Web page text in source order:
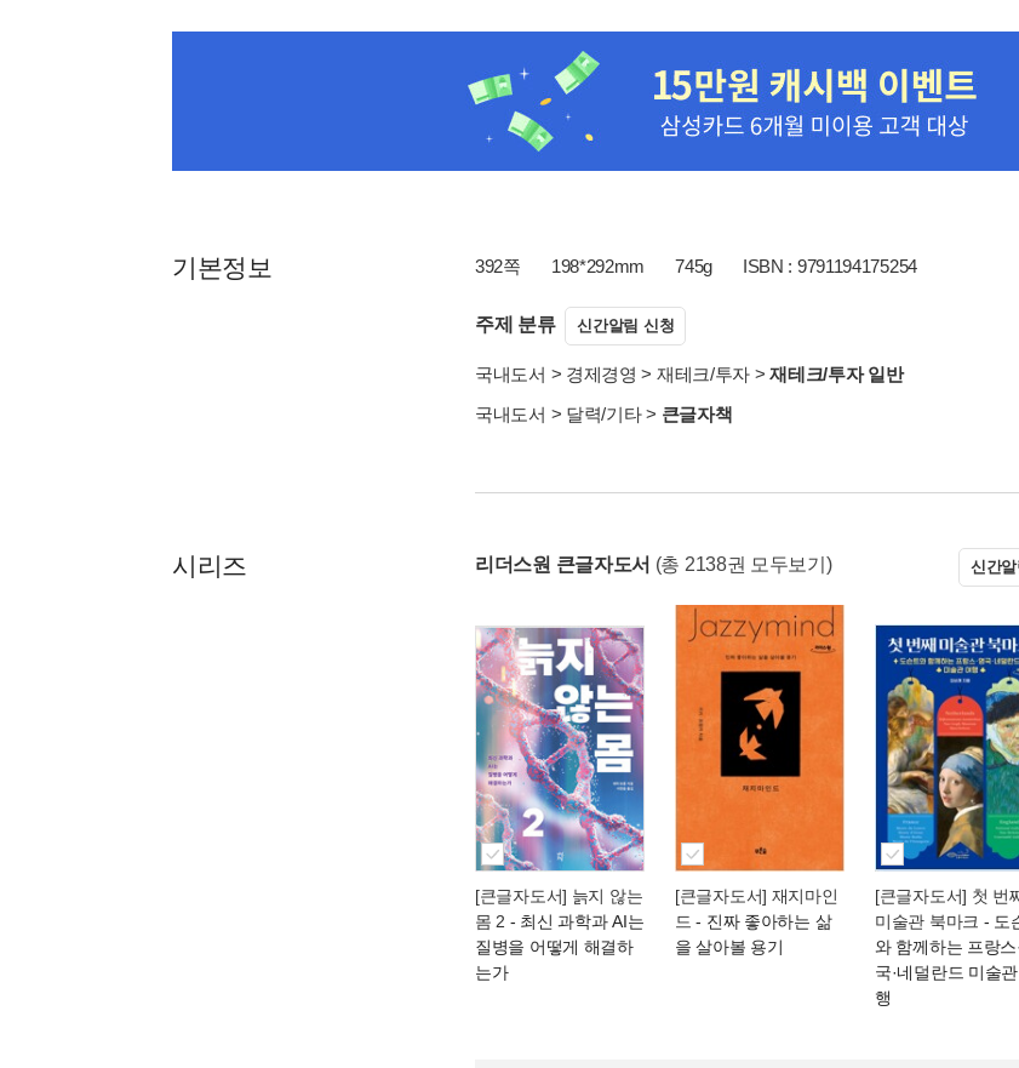
기본정보 392쪽 198*292mm 745g ISBN : 9791194175254
주제 분류 신간알림 신청
국내도서 > 경제경영 > 재테크/투자 >재테크/투자 일반
국내도서 > 달력/기타> 큰글자책
시리즈 리더스원 큰글자도서 (총 2138권 모두보기) 신간
[큰글자도서] 늙지 않는
몸 2 - 최신 과학과 AI는
질병을 어떻게 해결하
는가
[큰글자도서] 재지마인
드 - 진짜 좋아하는 삶
을 살아볼 용기
[큰글자도서] 첫 번
미술관 북마크 - 도
와 함께하는 프랑스
국·네덜란드 미술
행